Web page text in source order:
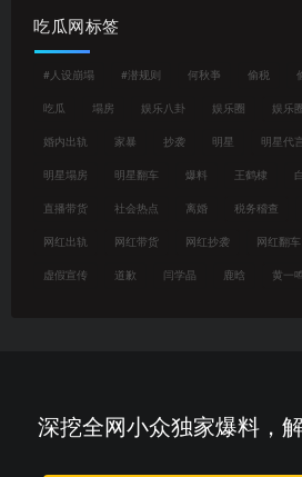
吃瓜网标签
#人设崩塌 #潜规则 何秋亊 偷税
吃瓜 塌房 娱乐八卦 娱乐圈 娱乐
婚内出轨 家暴 抄袭 明星 明星代言
明星塌房 明星翻车 爆料 王鹤棣
直播带货 社会热点 离婚 税务稽查
网红出轨 网红带货 网红抄袭 网红翻车
虚假宣传 道歉 闫学晶 鹿晗 黄一
深挖全网小众独家爆料，